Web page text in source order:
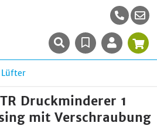
Lüfter
Druckminderer 1
mit Verschraubung